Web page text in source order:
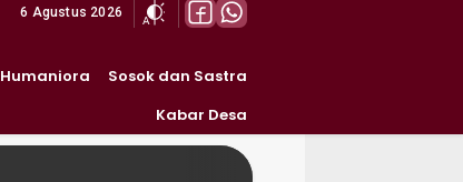
6 Agustus 2026
Humaniora
Sosok dan Sastra
Kabar Desa